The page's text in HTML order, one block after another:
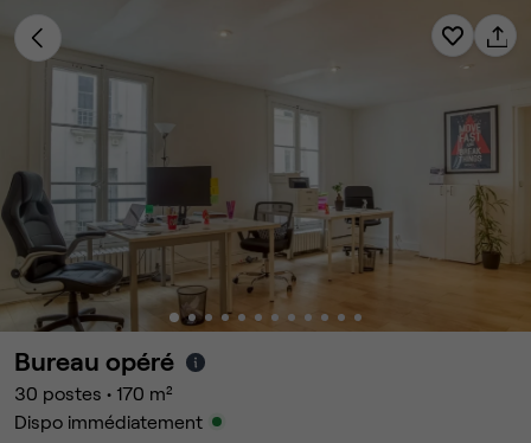
Bureau opéré
30 postes • 170 m²
Dispo immédiatement